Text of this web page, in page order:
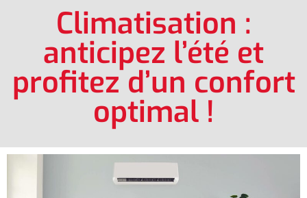
Climatisation :
anticipez l’été et
profitez d’un confort
optimal !